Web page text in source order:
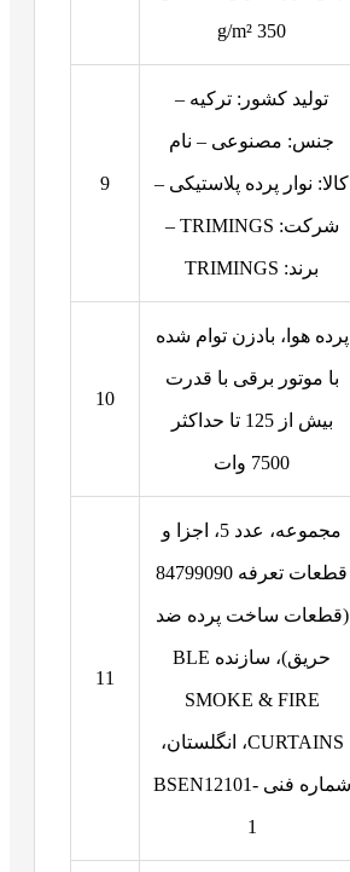
350 g/m²
تولید کشور: ترکیه –
جنس: مصنوعی – نام
کالا: نوار پرده پلاستیکی –
شرکت: TRIMINGS –
برند: TRIMINGS
9
پرده هوا، بادزن توام شده
با موتور برقی با قدرت
بیش از 125 تا حداکثر
7500 وات
10
مجموعه، عدد 5، اجزا و
قطعات تعرفه 84799090
(قطعات ساخت پرده ضد
حریق)، سازنده BLE
SMOKE & FIRE
CURTAINS، انگلستان،
شماره فنی BSEN12101-
1
11